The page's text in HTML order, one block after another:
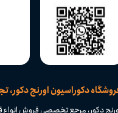
دکوراسیون اورنج
دکور، مرجع تخصصی فروش انواع